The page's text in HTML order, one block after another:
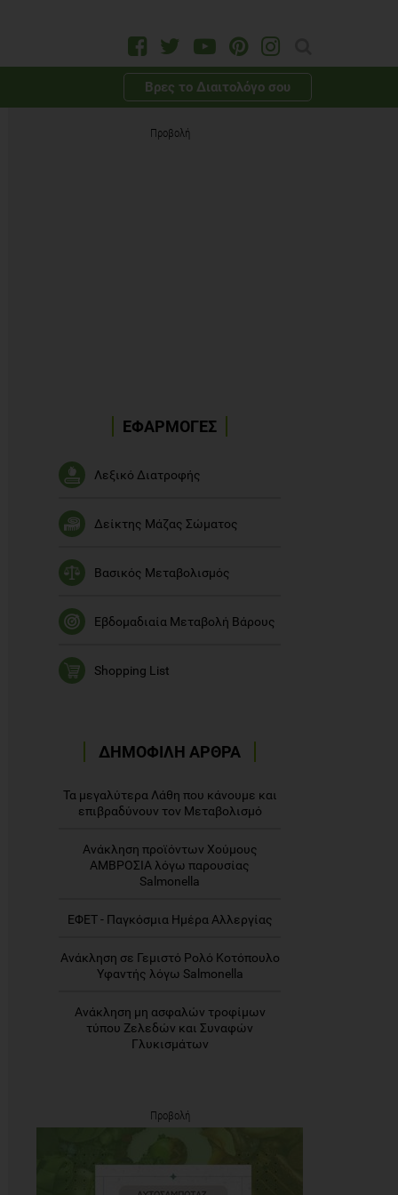
Βρες το Διαιτολόγο σου
Προβολή
ΔΗΜΟΦΙΛΗ ΑΡΘΡΑ
Τα μεγαλύτερα Λάθη που κάνουμε και
επιβραδύνουν τον Μεταβολισμό
Ανάκληση προϊόντων Χούμους
ΑΜΒΡΟΣΙΑ λόγω παρουσίας
Salmonella
ΕΦΕΤ - Παγκόσμια Ημέρα Αλλεργίας
Ανάκληση σε Γεμιστό Ρολό Κοτόπουλο
Υφαντής λόγω Salmonella
Ανάκληση μη ασφαλών τροφίμων
τύπου Ζελεδών και Συναφών
Γλυκισμάτων
ΕΦΑΡΜΟΓΕΣ
Λεξικό Διατροφής
Δείκτης Μάζας Σώματος
Βασικός Μεταβολισμός
Εβδομαδιαία Μεταβολή Βάρους
Shopping List
Προβολή